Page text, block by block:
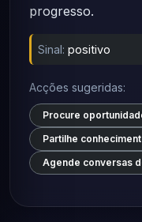
progresso.
Sinal: positivo
Acções sugeridas:
Procure
Partilhe
Agende conversas